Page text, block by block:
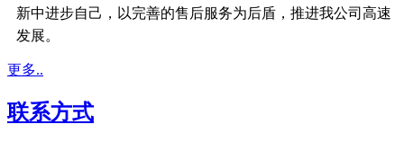
新中进步自己，以完善的售后服务为后盾，推进我公司高速
发展。
更多..
联系方式